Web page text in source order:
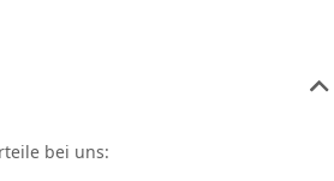
bei uns: